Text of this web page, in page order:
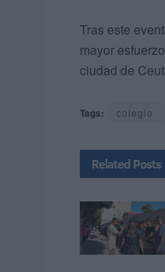
Tras este
mayor
ciudad de
Tags: colegio
Related Posts